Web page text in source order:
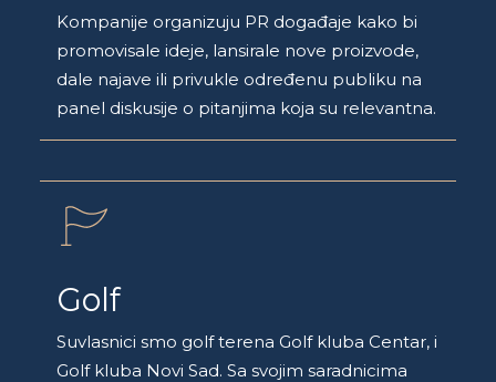
Kompanije organizuju PR događaje kako bi
promovisale ideje, lansirale nove proizvode,
dale najave ili privukle određenu publiku na
panel diskusije o pitanjima koja su relevantna.
Golf
Suvlasnici smo golf terena Golf kluba Centar, i
Golf kluba Novi Sad. Sa svojim saradnicima